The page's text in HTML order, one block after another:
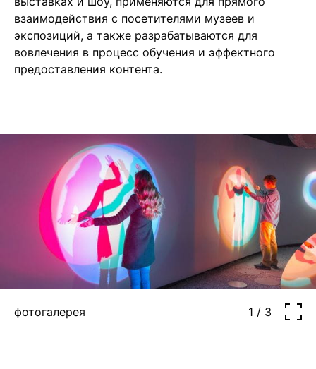
взаимодействия с посетителями музеев и
экспозиций, а также разрабатываются для
вовлечения в процесс обучения и эффектного
предоставления контента.
фотогалерея 1 / 3